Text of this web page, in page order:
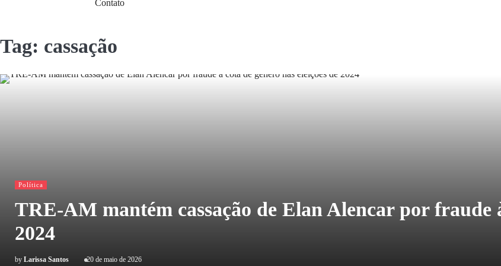
Contato
Tag: cassação
Política
TRE-AM mantém cassação de Elan Alencar por fraude
2024
by Larissa Santos 20 de maio de 2026